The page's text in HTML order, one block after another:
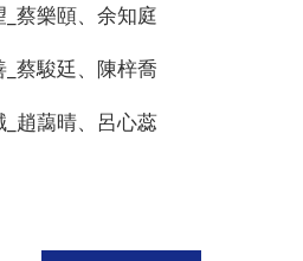
_蔡樂頤、余知庭
_蔡駿廷、陳梓喬
_趙藹晴、呂心蕊